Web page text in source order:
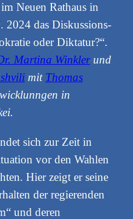
Neuen Rathaus in
2024 das Diskussions-
oder Diktatur?“.
Martina Winklerund
mit Thomas
in
sich zur Zeit in
vor den Wahlen
Hier zeigt er seine
der regierenden
und deren